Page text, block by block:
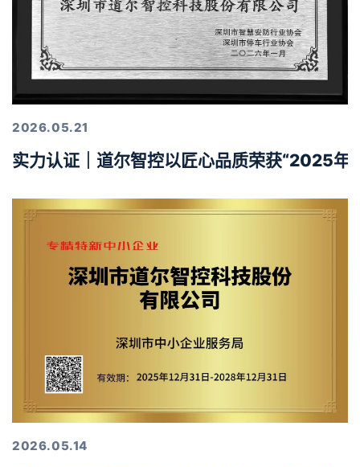
2026.05.21
实力认证｜道尔智控以匠心品质荣获“2025年
2026.05.14